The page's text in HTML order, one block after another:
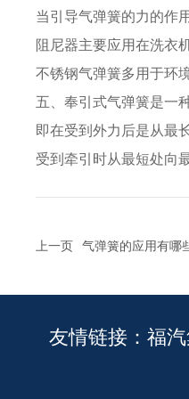
当引导气弹簧的力的作
阻尼器主要应用在洗衣
不锈钢气弹簧多用于环
五、奉引式气弹簧是一
即在受到外力后是从最
受到牵引时从最短处向
上一页 气弹簧的应用有哪
友情链接：福